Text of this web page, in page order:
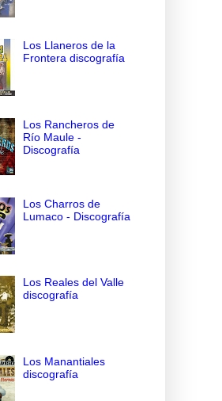
Los Llaneros de la
Frontera discografía
Los Rancheros de
Río Maule -
Discografía
Los Charros de
Lumaco - Discografía
Los Reales del Valle
discografía
Los Manantiales
discografía